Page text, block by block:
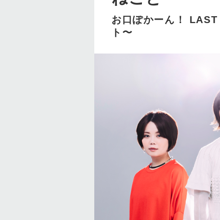
お⼝ぽかーん！
ト〜